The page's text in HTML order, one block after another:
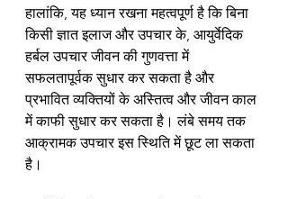
हालांकि, यह ध्यान रखना महत्वपूर्ण है कि बिना
किसी ज्ञात इलाज और उपचार के, आयुर्वेदिक
हर्बल उपचार जीवन की गुणवत्ता में
सफलतापूर्वक सुधार कर सकता है और
प्रभावित व्यक्तियों के अस्तित्व और जीवन काल
में काफी सुधार कर सकता है। लंबे समय तक
आक्रामक उपचार इस स्थिति में छूट ला सकता
है।